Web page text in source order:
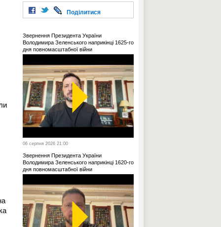
Поділитися
Звернення Президента України
Володимира Зеленського наприкінці 1625-го
дня повномасштабної війни
06 серпня 2026 21:00
Звернення Президента України
Володимира Зеленського наприкінці 1620-го
дня повномасштабної війни